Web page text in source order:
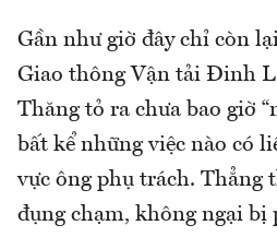
Gần như giờ đây chỉ còn
Giao thông Vận tải Đinh
Thăng tỏ ra chưa bao giờ
bất kể những việc nào có
vực ông phụ trách. Thẳng
đụng chạm, không ngại bị